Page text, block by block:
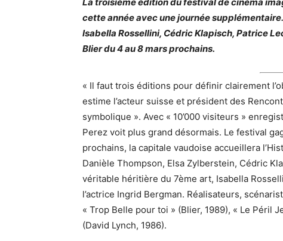
cette année avec une journée
Isabella Rossellini, Cédric Klapisch, Patrice
Blier du 4 au 8 mars prochains.
« Il faut trois éditions pour définir clairement
estime l’acteur suisse et président des
symbolique ». Avec « 10’000 visiteurs »
Perez voit plus grand désormais. Le festival
prochains, la capitale vaudoise accueillera
Danièle Thompson, Elsa Zylberstein, Cédric
véritable héritière du 7ème art, Isabella
l’actrice Ingrid Bergman. Réalisateurs,
« Trop Belle pour toi » (Blier, 1989), « Le Péril
(David Lynch, 1986).